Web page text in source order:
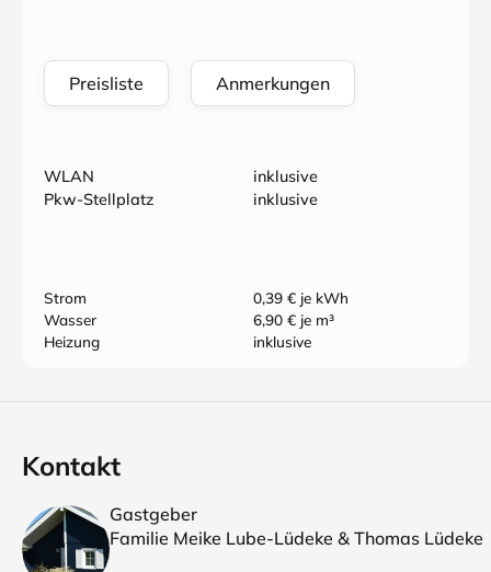
Preisliste Anmerkungen
WLAN
inklusive
Pkw-Stellplatz
inklusive
Strom
0,39 € je kWh
Wasser
6,90 € je m³
Heizung
inklusive
Kontakt
Gastgeber
Familie Meike Lube-Lüdeke & Thomas Lüdeke